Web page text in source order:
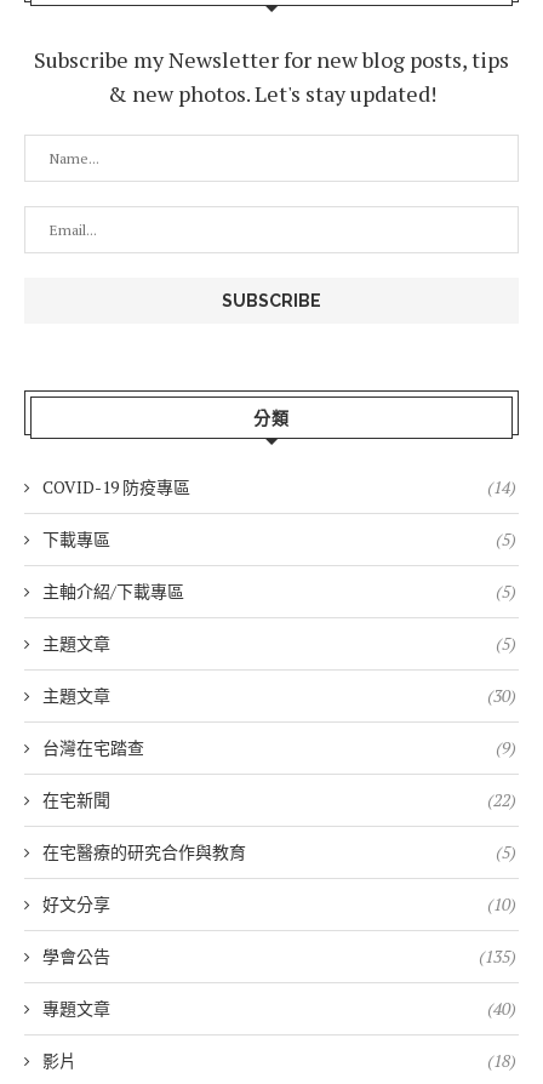
Subscribe my Newsletter for new blog posts, tips
& new photos. Let's stay updated!
分類
COVID-19 防疫專區 (14)
下載專區 (5)
主軸介紹/下載專區 (5)
主題文章 (5)
主題文章 (30)
台灣在宅踏查 (9)
在宅新聞 (22)
在宅醫療的研究合作與教育 (5)
好文分享 (10)
學會公告 (135)
專題文章 (40)
影片 (18)